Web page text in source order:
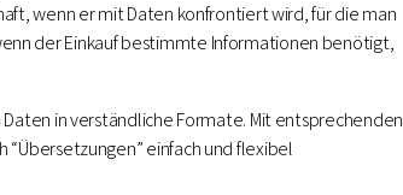
wenn er mit Daten konfrontiert wird, für die man
der Einkauf bestimmte Informationen benötigt,
in verständliche Formate. Mit entsprechenden
einfach und flexibel